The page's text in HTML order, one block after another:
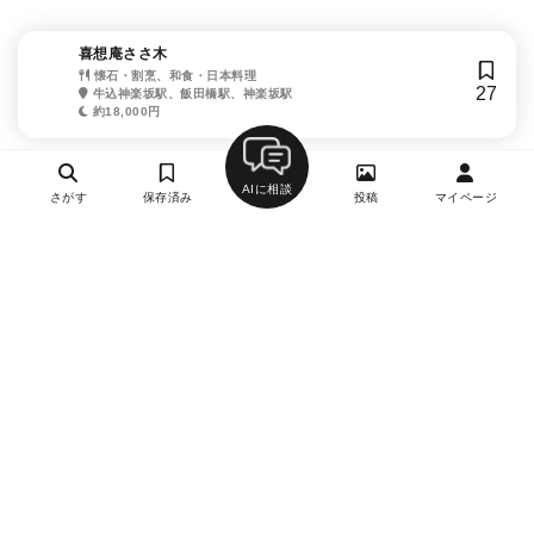
喜想庵ささ木
懐石・割烹、和食・日本料理
牛込神楽坂駅、飯田橋駅、神楽坂駅
約18,000円
27
さがす 保存済み
AIに相談
投稿 マイページ